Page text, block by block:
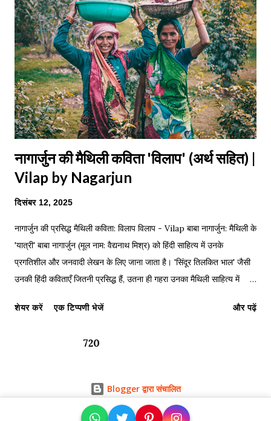
का मानवीकरण किया गया है। नीचे हम पूरी कविता का Stanza-wise Meaning
(पद-व्याख्या) और शब्दार्थ प्रस्तुत कर रहे हैं। 1. हिमालय और मा...
नागार्जुन की मैथिली कविता 'विलाप' (अर्थ सहित) |
Vilap by Nagarjun
दिसंबर 12, 2025
नागार्जुन की प्रसिद्ध मैथिली कविता: विलाप विलाप - Vilap बाबा नागार्जुन: मैथिली के
'यात्री' बाबा नागार्जुन (मूल नाम: वैद्यनाथ मिश्र) को हिंदी साहित्य में उनके
प्रगतिशील और जनवादी लेखन के लिए जाना जाता है। 'सिंदूर तिलकित भाल' जैसी
उनकी हिंदी कविताएँ जितनी प्रसिद्ध हैं, उतना ही गहरा उनका मैथिली साहित्य में
मैथिली कविताओं में ग्रामीण जीवन, सामाजिक कुरीतियों और मानवीय संवेदनाओं का
मैथिली साहित्य की एक अत्यंत मार्मिक और प्रसिद्ध कविता है। यह कविता, उनकी
'विलाप' का मुख्य विषय समाज की सबसे दर्दनाक कुरीतियों में से एक— बाल विवाह
(Child Marriage) —और उसके फलस्वरूप मिलने वाले वैधव्य
(Widowhood) की पीड़ा है। यह कविता एक ऐसी ही बाल विधवा की मनोदशा का
शेयर करें एक टिप्पणी भेजें और पढ़ें
720
Blogger द्वारा संचालित
Blogarama - Blog Directory